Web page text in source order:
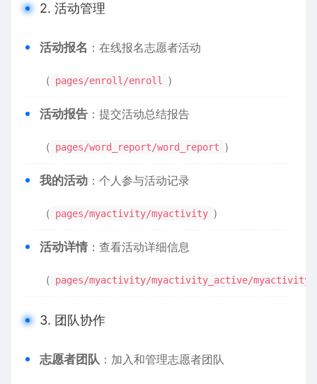
2. 活动管理
​活动报名​ ​：在线报名志愿者活动
（ pages/enroll/enroll ）
​活动报告​ ​：提交活动总结报告
（ pages/word_report/word_report ）
​我的活动​ ​：个人参与活动记录
（ pages/myactivity/myactivity ）
​活动详情​ ​：查看活动详细信息
（ pages/myactivity/myactivity_active/
3. 团队协作
​志愿者团队​ ​：加入和管理志愿者团队